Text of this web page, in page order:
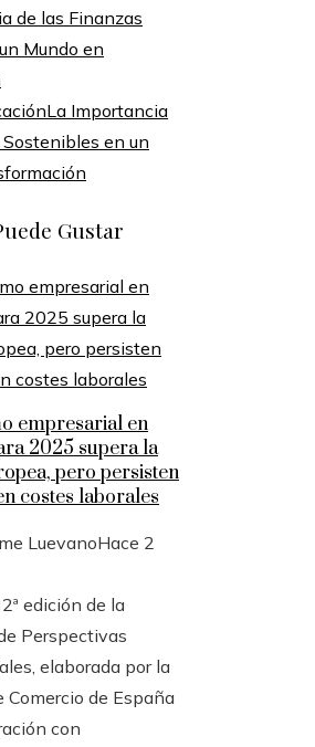
La Importancia
en un
Gustar
empresarial en
2025 supera la
pero persisten
costes laborales
LuevanoHace 2
edición de la
Perspectivas
elaborada por la
Comercio de España
con